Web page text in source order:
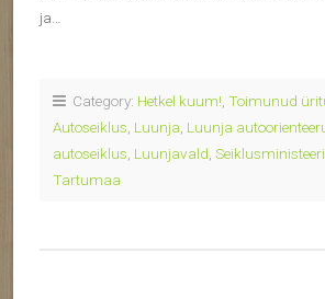
ja…
Category: Hetkel kuum! Toimunud
Autoseiklus Luunja Luunja
autoseiklus Luunjavald
Tartumaa